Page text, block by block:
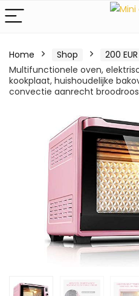
Home Shop
200
Multifunctionele oven,
kookplaat, huishoudelijke
convectie aanrecht